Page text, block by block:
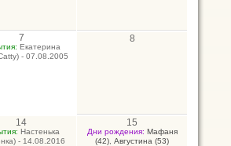
7
Екатерина
- 07.08.2005
8
14
Настенька
- 14.08.2016
15
Дни рождения: Мафаня
(42) Августина (53)